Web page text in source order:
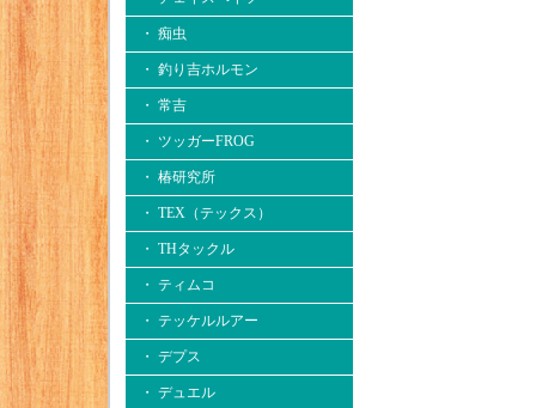
・ 痴虫
・ 釣り吉ホルモン
・ 常吉
・ ツッガーFROG
・ 椿研究所
・ TEX（テックス）
・ THタックル
・ ティムコ
・ テッケルルアー
・ デプス
・ デュエル